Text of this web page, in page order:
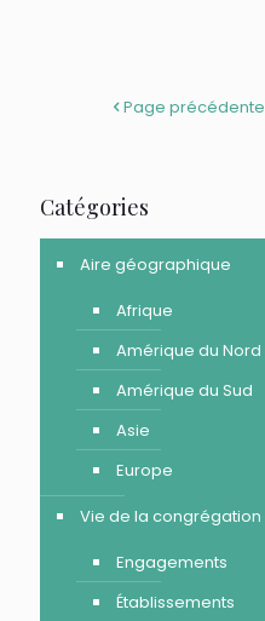
Page précédente
Catégories
Aire géographique
Afrique
Amérique du Nord
Amérique du Sud
Asie
Europe
Vie de la congrégation
Engagements
Établissements